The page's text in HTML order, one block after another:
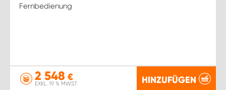
Fernbedienung
2 548 €
EXKL. 19 % MWST. HINZUFÜGEN